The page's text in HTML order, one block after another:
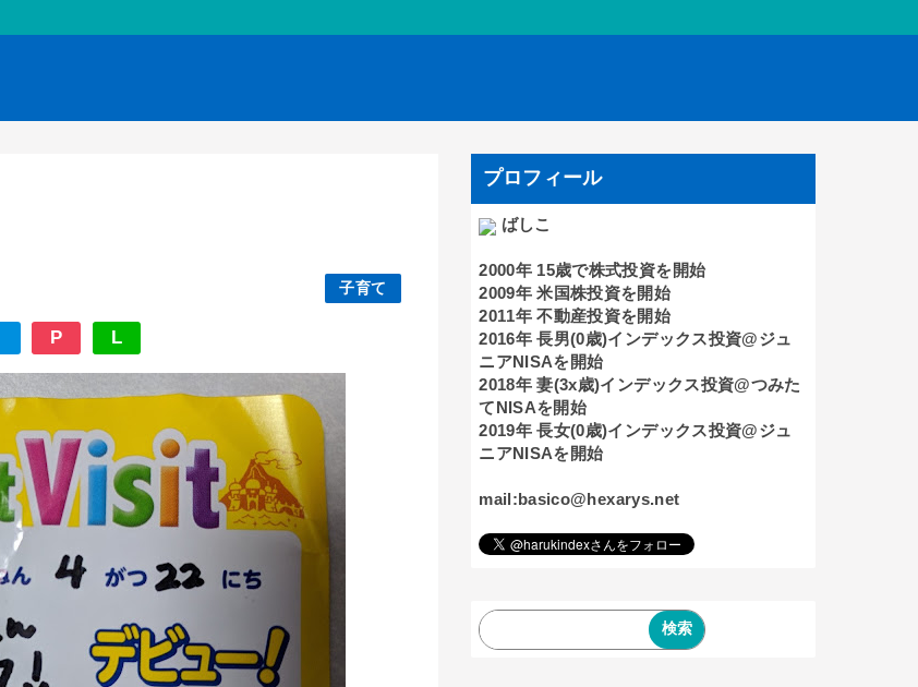
子育て
P L
プロフィール
ばしこ
2000年 15歳で株式投資を開始
2009年 米国株投資を開始
2011年 不動産投資を開始
2016年 長男(0歳)インデックス投資@ジュ
ニアNISAを開始
2018年 妻(3x歳)インデックス投資@つみた
てNISAを開始
2019年 長女(0歳)インデックス投資@ジュ
ニアNISAを開始
mail:basico@hexarys.net